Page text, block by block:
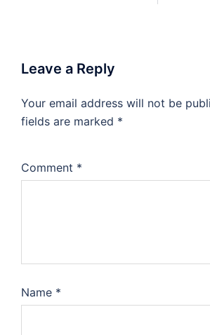
Leave a Reply
Your email address will not be
fields are marked *
Comment *
Name *